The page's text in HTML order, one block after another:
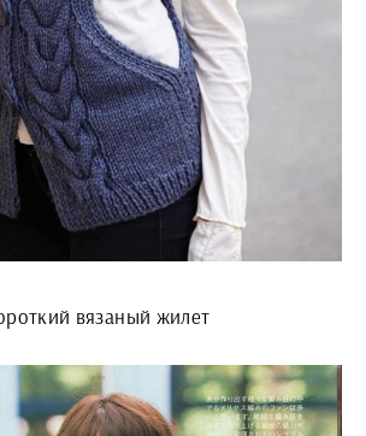
вязаный жилет